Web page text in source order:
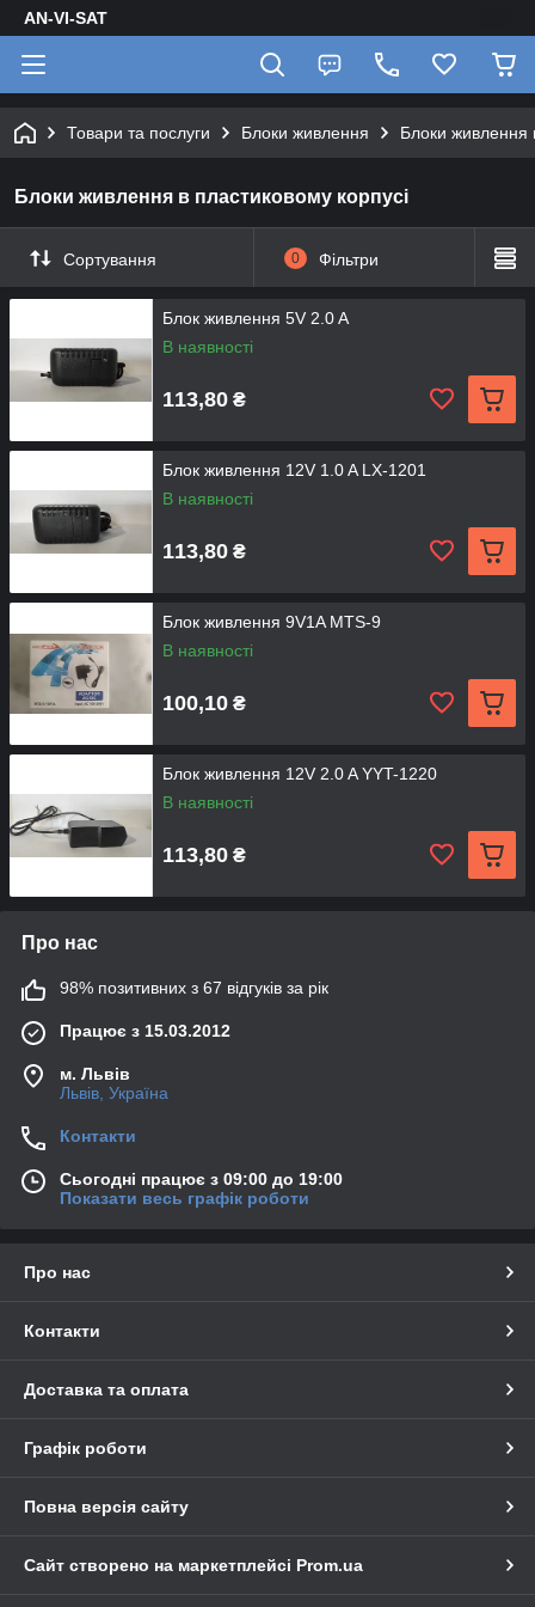
AN-VI-SAT
Товари та послуги Блоки живлення Блоки живлення
Блоки живлення в пластиковому корпусі
Сортування 0 Фільтри
Блок живлення 5V 2.0 A
В наявності
113,80 ₴
Блок живлення 12V 1.0 A LX-1201
В наявності
113,80 ₴
Блок живлення 9V1A MTS-9
В наявності
100,10 ₴
Блок живлення 12V 2.0 A YYT-1220
В наявності
113,80 ₴
Про нас
98% позитивних з 67 відгуків за рік
Працює з 15.03.2012
м. Львів
Львів, Україна
Контакти
Сьогодні працює з 09:00 до 19:00
Показати весь графік роботи
Про нас
Контакти
Доставка та оплата
Графік роботи
Повна версія сайту
Сайт створено на маркетплейсі Prom.ua